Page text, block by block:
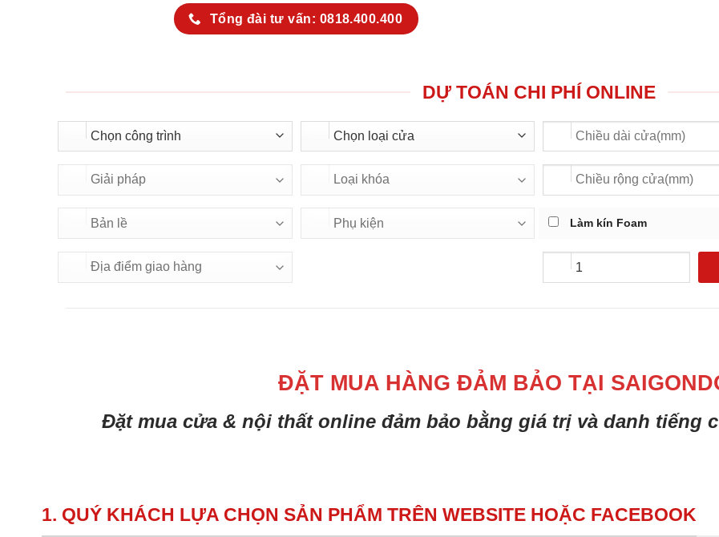
Tổng đài tư vấn: 0818.400.400
DỰ TOÁN CHI PHÍ ONLINE
Làm kín Foam
ĐẶT MUA HÀNG ĐẢM BẢO TẠI
Đặt mua cửa & nội thất online đảm bảo bằng giá trị và danh tiếng
1. QUÝ KHÁCH LỰA CHỌN SẢN PHẨM TRÊN WEBSITE HOẶC FACEBOOK